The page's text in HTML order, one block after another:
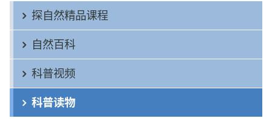
探自然精品课程
自然百科
科普视频
科普读物